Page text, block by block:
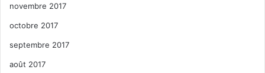
novembre 2017
octobre 2017
septembre 2017
août 2017